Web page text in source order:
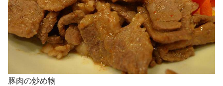
豚肉の炒め物